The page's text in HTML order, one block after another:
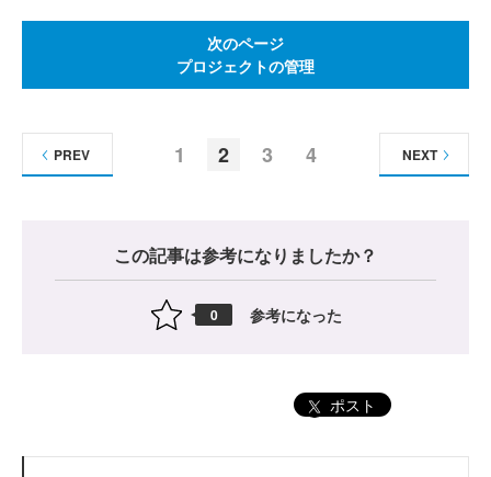
次のページ
プロジェクトの管理
1 2 3 4
PREV NEXT
この記事は参考になりましたか？
0 参考になった
ポスト